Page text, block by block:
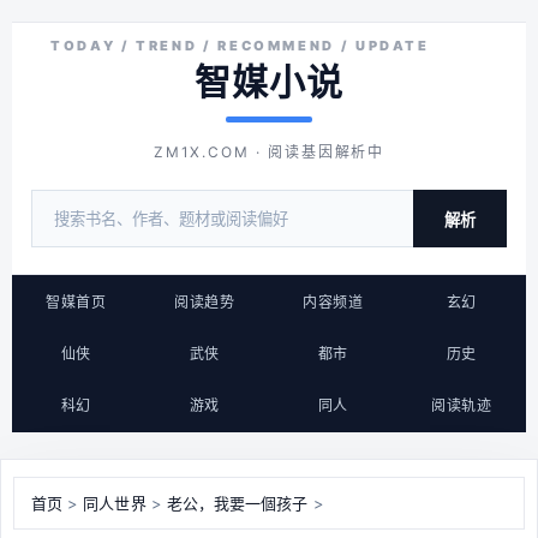
智媒小说
ZM1X.COM · 阅读基因解析中
解析
智媒首页 阅读趋势 内容频道 玄幻
仙侠 武侠 都市 历史
科幻 游戏 同人 阅读轨迹
首页 > 同人世界> 老公，我要一個孩子 >